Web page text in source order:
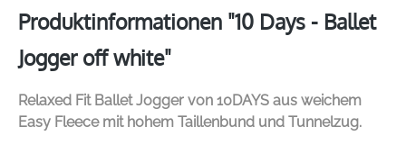
Produktinformationen "10 Days - Ballet
Jogger off white"
Relaxed Fit Ballet Jogger von 10DAYS aus weichem
Easy Fleece mit hohem Taillenbund und Tunnelzug.